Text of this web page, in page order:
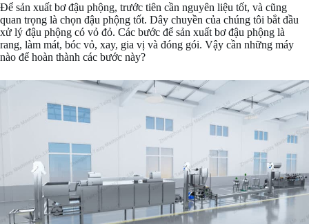
Để sản xuất bơ đậu phộng, trước tiên cần nguyên liệu tốt, và cũng
quan trọng là chọn đậu phộng tốt. Dây chuyền của chúng tôi bắt đầu
xử lý đậu phộng có vỏ đỏ. Các bước để sản xuất bơ đậu phộng là
rang, làm mát, bóc vỏ, xay, gia vị và đóng gói. Vậy cần những máy
nào để hoàn thành các bước này?